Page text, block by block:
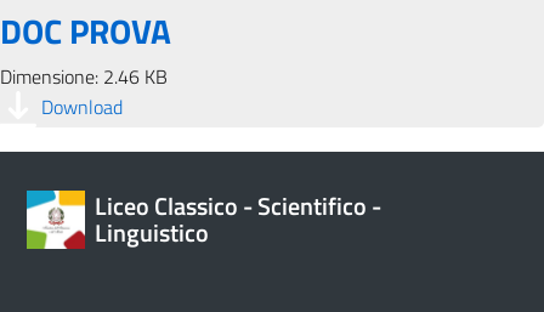
DOC PROVA
Dimensione: 2.46 KB
Download
Liceo Classico - Scientifico -
Linguistico